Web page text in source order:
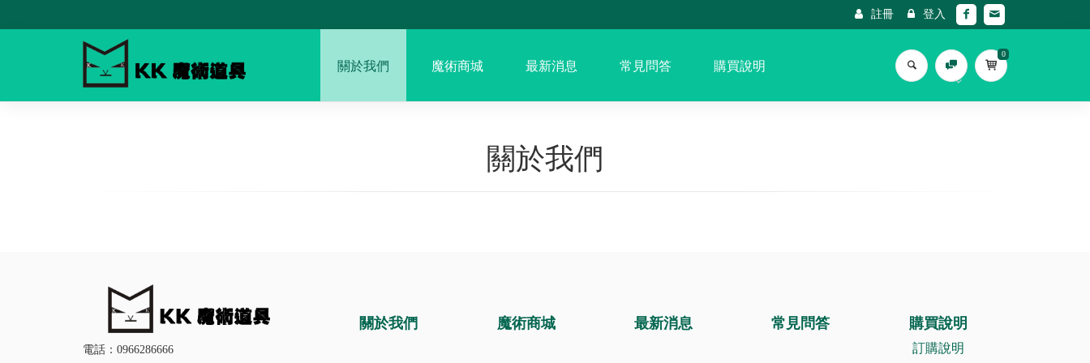
註冊 登入
0
關於我們 魔術商城 最新消息 常見問答 購買說明
關於我們
電話：0966286666
關於我們 魔術商城 最新消息 常見問答 購買說明
訂購說明